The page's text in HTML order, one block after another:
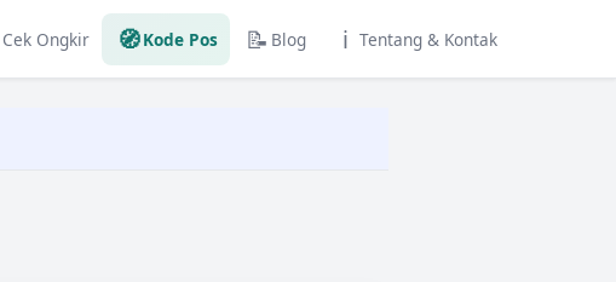
Cek Ongkir 🧭Kode Pos 📝 Blog ℹ️ Tentang & Kontak